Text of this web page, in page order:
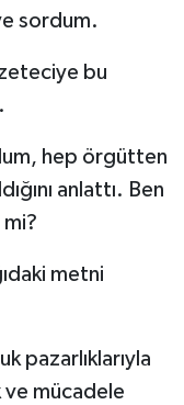
sordum.
bu
hep örgütten
anlattı. Ben
mi?
metni
pazarlıklarıyla
mücadele